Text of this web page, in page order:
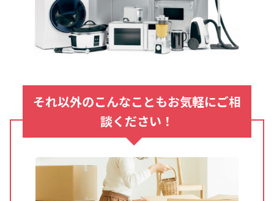
それ以外のこんなこともお気軽にご相
談ください！